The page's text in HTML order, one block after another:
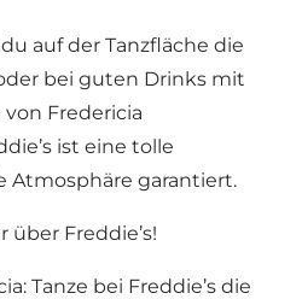
auf der Tanzfläche die
bei guten Drinks mit
Fredericia
ist eine tolle
Atmosphäre garantiert.
über Freddie’s!
Tanze bei Freddie’s die